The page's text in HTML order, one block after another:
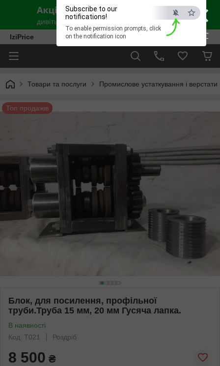
×
ESC
Subscribe to our
notifications!
To enable permission prompts, click
on the notification icon
IziPrice
Товари та послуги Промислове устаткування і верстати
Топ продажів
Блок, для посилення, профільної
труби.Труба 15 мм, 20 мм Гусяча лапка.
В наявності
Код: Т021
Роздріб
8 500 ₴